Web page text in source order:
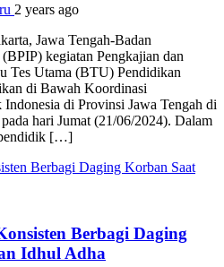
2 years ago
Jawa Tengah-Badan
kegiatan Pengkajian dan
Tes Utama (BTU) Pendidikan
di Bawah Koordinasi
di Provinsi Jawa Tengah di
hari Jumat (21/06/2024). Dalam
pendidik […]
Berbagi Daging
Idhul Adha